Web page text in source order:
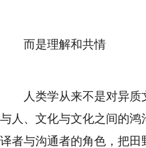
而是理解和共情
人类学从来不是对异
与人、文化与文化之间的
译者与沟通者的角色，把